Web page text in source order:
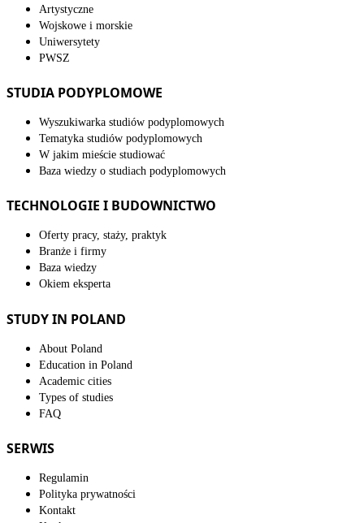
Artystyczne
Wojskowe i morskie
Uniwersytety
PWSZ
STUDIA PODYPLOMOWE
Wyszukiwarka studiów podyplomowych
Tematyka studiów podyplomowych
W jakim mieście studiować
Baza wiedzy o studiach podyplomowych
TECHNOLOGIE I BUDOWNICTWO
Oferty pracy, staży, praktyk
Branże i firmy
Baza wiedzy
Okiem eksperta
STUDY IN POLAND
About Poland
Education in Poland
Academic cities
Types of studies
FAQ
SERWIS
Regulamin
Polityka prywatności
Kontakt